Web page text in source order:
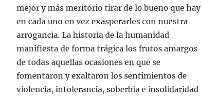
mejor y más meritorio tirar de lo bueno que hay
en cada uno en vez exasperarles con nuestra
arrogancia. La historia de la humanidad
manifiesta de forma trágica los frutos amargos
de todas aquellas ocasiones en que se
fomentaron y exaltaron los sentimientos de
violencia, intolerancia, soberbia e insolidaridad